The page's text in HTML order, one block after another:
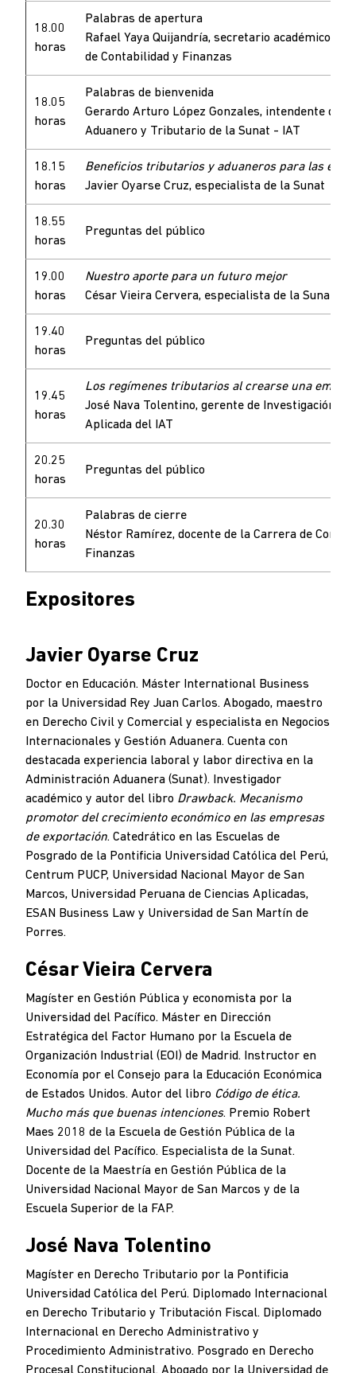
18.00
horas
Palabras de apertura
Rafael Yaya Quijandría, secretario académico de
de Contabilidad y Finanzas
18.05
horas
Palabras de bienvenida
Gerardo Arturo López Gonzales, intendente del
Aduanero y Tributario de la Sunat - IAT
18.15
horas
Beneficios tributarios y aduaneros para las
Javier Oyarse Cruz, especialista de la Sunat
18.55
horas
Preguntas del público
19.00
horas
Nuestro aporte para un futuro mejor
César Vieira Cervera, especialista de la Sunat
19.40
horas
Preguntas del público
19.45
horas
Los regímenes tributarios al crearse una
José Nava Tolentino, gerente de Investigación
Aplicada del IAT
20.25
horas
Preguntas del público
20.30
horas
Palabras de cierre
Néstor Ramírez, docente de la Carrera de
Finanzas
Expositores
Javier Oyarse Cruz
Doctor en Educación. Máster International Business
por la Universidad Rey Juan Carlos. Abogado, maestro
en Derecho Civil y Comercial y especialista en Negocios
Internacionales y Gestión Aduanera. Cuenta con
destacada experiencia laboral y labor directiva en la
Administración Aduanera (Sunat). Investigador
académico y autor del libro Drawback. Mecanismo
promotor del crecimiento económico en las empresas
de exportación. Catedrático en las Escuelas de
Posgrado de la Pontificia Universidad Católica del Perú,
Centrum PUCP, Universidad Nacional Mayor de San
Marcos, Universidad Peruana de Ciencias Aplicadas,
ESAN Business Law y Universidad de San Martín de
Porres.
César Vieira Cervera
Magíster en Gestión Pública y economista por la
Universidad del Pacífico. Máster en Dirección
Estratégica del Factor Humano por la Escuela de
Organización Industrial (EOI) de Madrid. Instructor en
Economía por el Consejo para la Educación Económica
de Estados Unidos. Autor del libro Código de ética.
Mucho más que buenas intenciones. Premio Robert
Maes 2018 de la Escuela de Gestión Pública de la
Universidad del Pacífico. Especialista de la Sunat.
Docente de la Maestría en Gestión Pública de la
Universidad Nacional Mayor de San Marcos y de la
Escuela Superior de la FAP.
José Nava Tolentino
Magíster en Derecho Tributario por la Pontificia
Universidad Católica del Perú. Diplomado Internacional
en Derecho Tributario y Tributación Fiscal. Diplomado
Internacional en Derecho Administrativo y
Procedimiento Administrativo. Posgrado en Derecho